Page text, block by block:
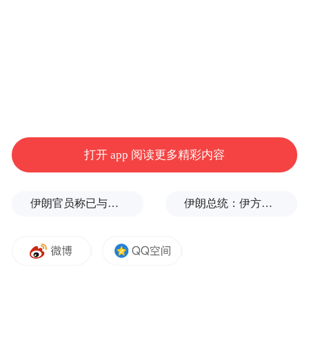
打开 app 阅读更多精彩内容
伊朗官员称已与阿曼就霍尔木兹海峡通行问题明确总体框架 伊朗总统：伊方未在涉谅解备忘录的谈判中作任何让步